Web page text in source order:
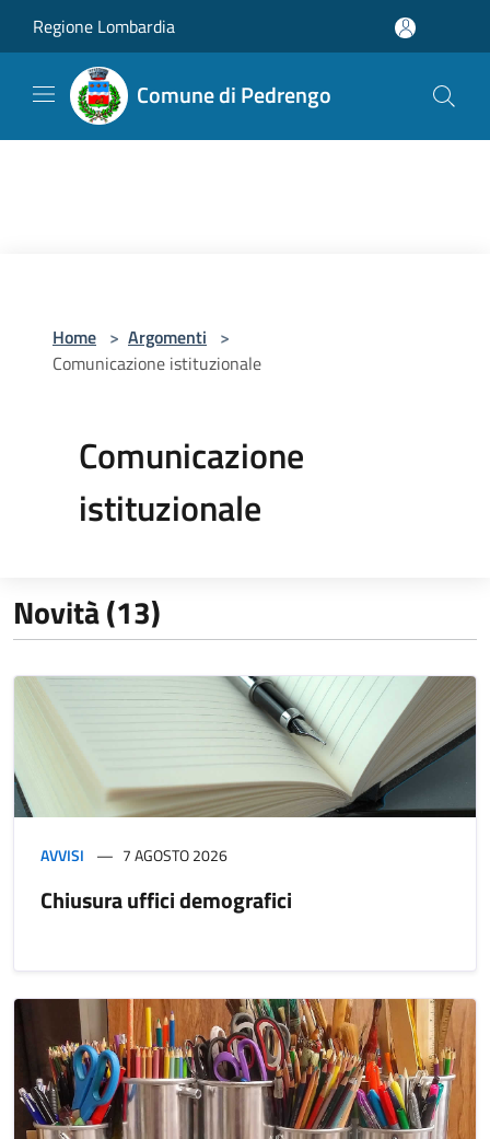
Regione Lombardia
Comune di Pedrengo
Home > Argomenti >
Comunicazione istituzionale
Comunicazione
istituzionale
Novità (13)
AVVISI 7 AGOSTO 2026
Chiusura uffici demografici